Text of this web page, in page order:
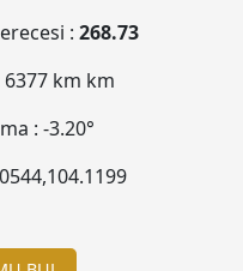
: 268.73
6377 km km
:-3.20°
,104.1199